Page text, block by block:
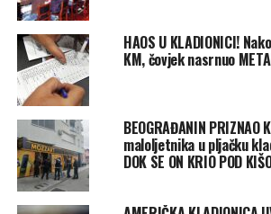
HAOS U KLADIONICI!
KM, čovjek nasrnuo
BEOGRAĐANIN PRIZNAO
maloljetnika u pljačku
DOK SE ON KRIO POD